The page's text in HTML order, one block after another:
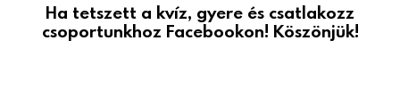
Ha tetszett a kvíz, gyere és csatlakozz
csoportunkhoz Facebookon! Köszönjük!